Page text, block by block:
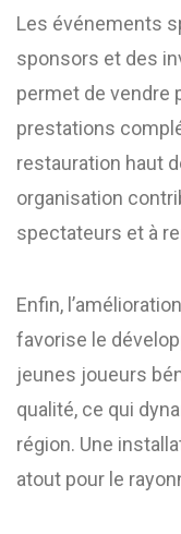
Les événements
sponsors et des
permet de vendre
prestations
restauration haut
organisation
spectateurs et à
Enfin,
favorise le
jeunes joueurs
qualité, ce qui
région. Une
atout pour le